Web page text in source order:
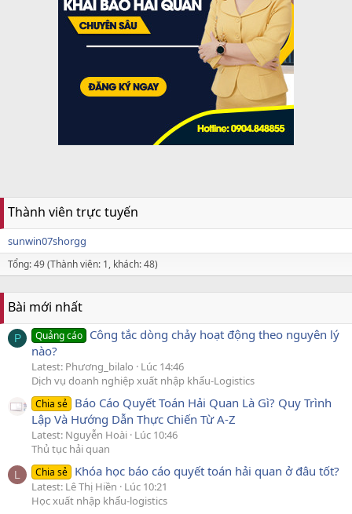
Thành viên trực tuyến
sunwin07shorgg
Tổng: 49 (Thành viên: 1, khách: 48)
Bài mới nhất
P Quảng cáo Công tắc dòng chảy hoạt động theo nguyên lý
nào?
Latest: Phương_bilalo
Lúc 14:46
Dịch vụ doanh nghiệp xuất nhập khẩu-Logistics
Chia sẻ Báo Cáo Quyết Toán Hải Quan Là Gì? Quy Trình
Lập Và Hướng Dẫn Thực Chiến Từ A-Z
Latest: Nguyễn Hoài Lúc 10:46
Thủ tục hải quan
L Chia sẻ Khóa học báo cáo quyết toán hải quan ở đâu tốt?
Latest: Lê Thị Hiền
Lúc 10:21
Học xuất nhập khẩu-logistics